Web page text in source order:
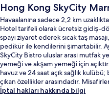
Hong Kong SkyCity
Havaalanına sadece 2,2 km
Hotel tarifeli olarak ücretsiz gidiş-
spayı ziyaret ederek sıcak taş
pedikür ile kendilerini şımartabilir.
SkyCity Bistro uluslar arası mutfak
yemeği ve akşam yemeği için
havuz ve 24 saat açık sağlık
çıkan özellikler arasındadır.
ile ilgili harika yorumlarda bulunuyor.
İptal hakları hakkında bilgi